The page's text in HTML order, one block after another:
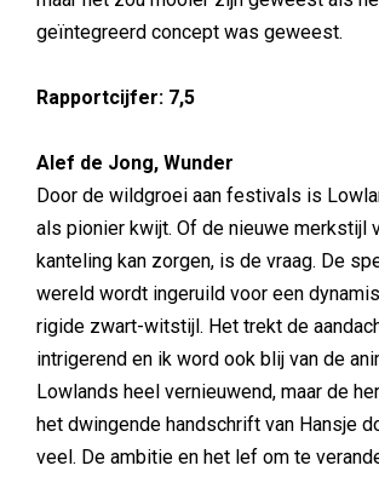
geïntegreerd concept was geweest.
Rapportcijfer: 7,5
Alef de Jong, Wunder
Door de wildgroei aan festivals is
als pionier kwijt. Of de nieuwe merkstijl
kanteling kan zorgen, is de vraag. De
wereld wordt ingeruild voor een
rigide zwart-witstijl. Het trekt de
intrigerend en ik word ook blij van de
Lowlands heel vernieuwend, maar de
het dwingende handschrift van Hansje
veel. De ambitie en het lef om te